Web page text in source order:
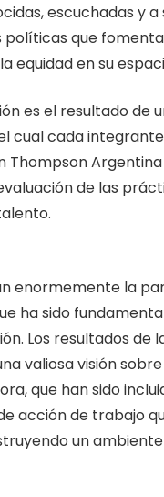
escuchadas y a
políticas que
equidad en su
es el resultado de
cual cada integrante
Thompson
de las
enormemente la
ha sido
Los resultados de
valiosa visión
que han sido
acción de trabajo
un